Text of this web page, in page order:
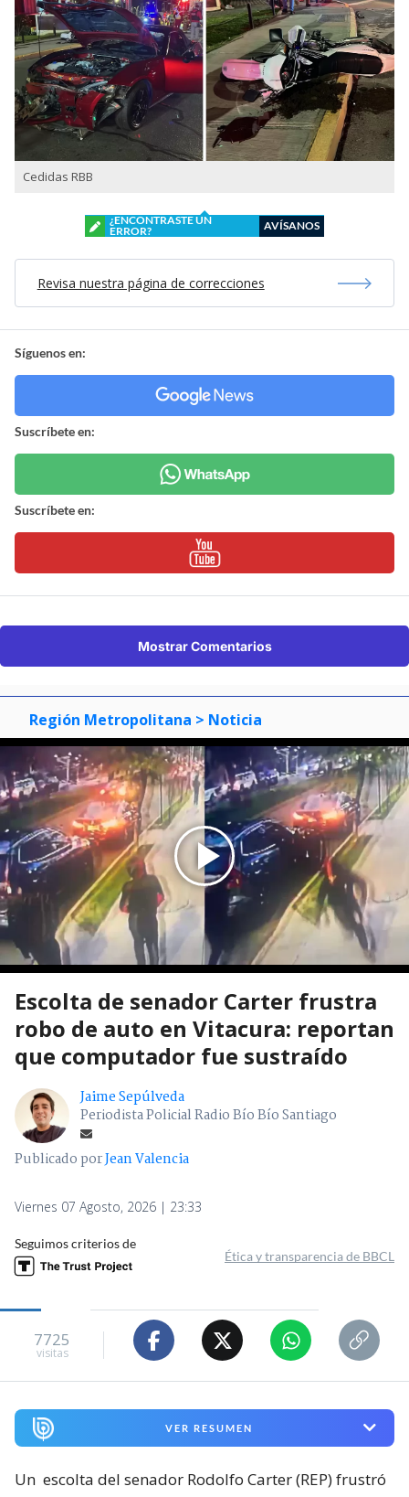
Cedidas RBB
¿ENCONTRASTE UN
ERROR?
AVÍSANOS
Revisa nuestra página de correcciones
Síguenos en:
Suscríbete en:
Suscríbete en:
Mostrar Comentarios
Región Metropolitana > Noticia
Escolta de senador Carter frustra
robo de auto en Vitacura: reportan
que computador fue sustraído
Jaime Sepúlveda
Periodista Policial Radio Bío Bío Santiago
Publicado porJean Valencia
Viernes 07 Agosto, 2026 | 23:33
Seguimos criterios de
Ética y transparencia de BBCL
7725
visitas
VER RESUMEN
Un escolta del senador Rodolfo Carter (REP) frustró